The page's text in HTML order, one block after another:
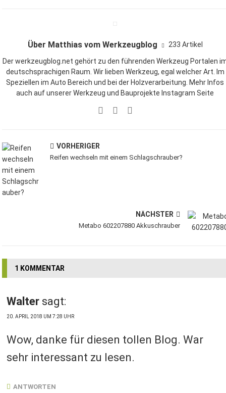
Über Matthias vom Werkzeugblog 233 Artikel
Der werkzeugblog.net gehört zu den führenden Werkzeug Portalen
deutschsprachigen Raum. Wir lieben Werkzeug, egal welcher Art. Im
Speziellen im Auto Bereich und bei der Holzverarbeitung. Mehr Infos
auch auf unsererWerkzeug und Bauprojekte Instagram Seite
VORHERIGER
Reifen wechseln mit einem Schlagschrauber?
NÄCHSTER
Metabo 602207880 Akkuschrauber
1 KOMMENTAR
Walter sagt:
20. APRIL 2018 UM 7:28 UHR
Wow, danke für diesen tollen Blog. War
sehr interessant zu lesen.
ANTWORTEN